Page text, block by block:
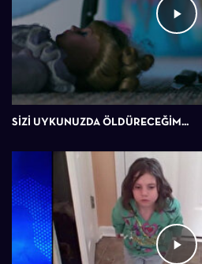
SİZİ UYKUNUZDA ÖLDÜRECEĞİM...